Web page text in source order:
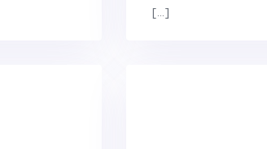
[…]